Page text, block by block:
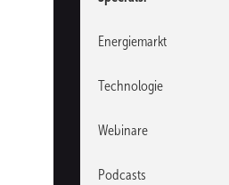
Energiemarkt
Technologie
Webinare
Podcasts